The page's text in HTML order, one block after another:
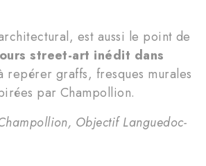
est aussi le point de
street-art inédit dans
repérer graffs, fresques murales
par Champollion.
Objectif Languedoc-